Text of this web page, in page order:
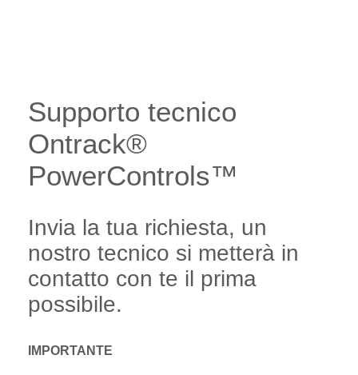
Supporto tecnico
Ontrack®
PowerControls™
Invia la tua richiesta, un
nostro tecnico si metterà in
contatto con te il prima
possibile.
IMPORTANTE